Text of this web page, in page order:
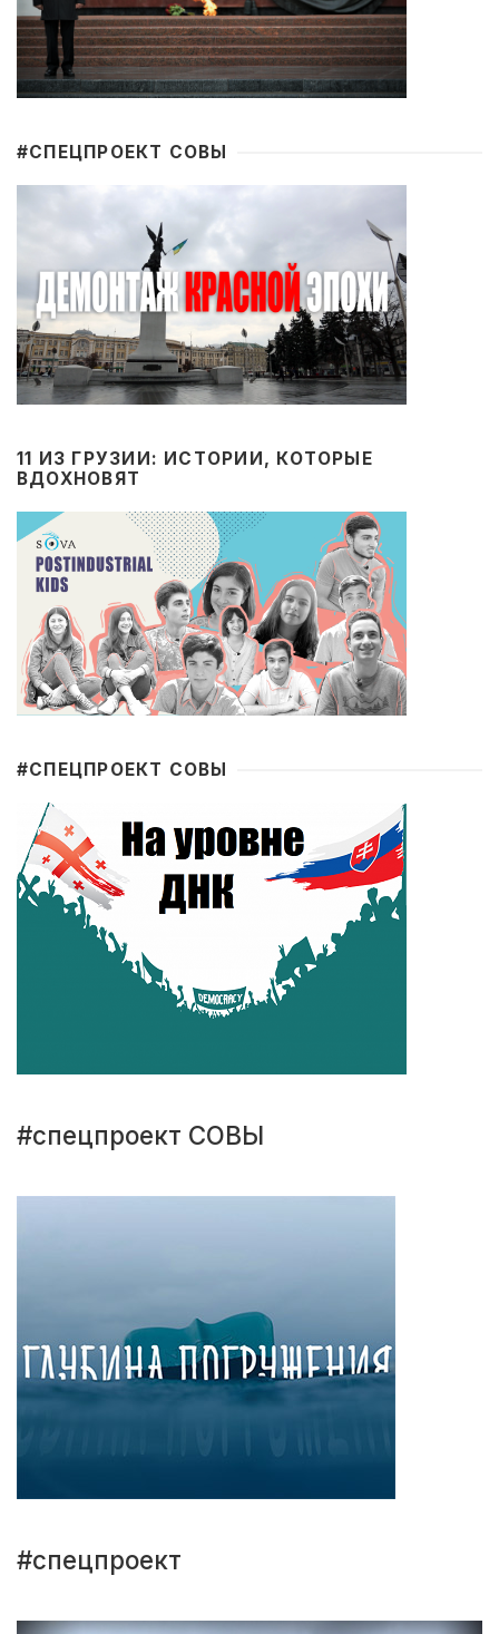
#CПЕЦПРОЕКТ СОВЫ
11 ИЗ ГРУЗИИ: ИСТОРИИ, КОТОРЫЕ
ВДОХНОВЯТ
#CПЕЦПРОЕКТ СОВЫ
#спецпроект СОВЫ
#спецпроект